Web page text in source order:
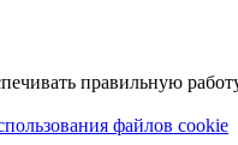
правильную
файлов cookie